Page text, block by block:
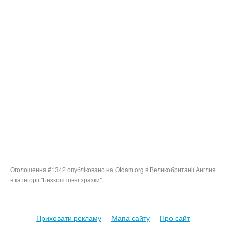
Оголошення #1342 опубліковано на Otdam.org в Великобританії Англия
в категорії "Безкоштовні зразки".
Приховати рекламу Мапа сайту Про сайт